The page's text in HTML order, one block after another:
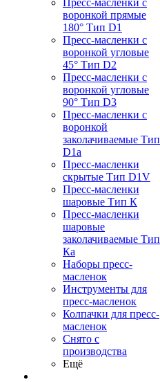
Пресс-масленки с
воронкой прямые
180° Тип D1
Пресс-масленки с
воронкой угловые
45° Тип D2
Пресс-масленки с
воронкой угловые
90° Тип D3
Пресс-масленки с
воронкой
заколачиваемые Тип
D1a
Пресс-масленки
скрытые Тип D1V
Пресс-масленки
шаровые Тип К
Пресс-масленки
шаровые
заколачиваемые Тип
Кa
Наборы пресс-
масленок
Инструменты для
пресс-масленок
Колпачки для пресс-
масленок
Снято с
производства
Ещё